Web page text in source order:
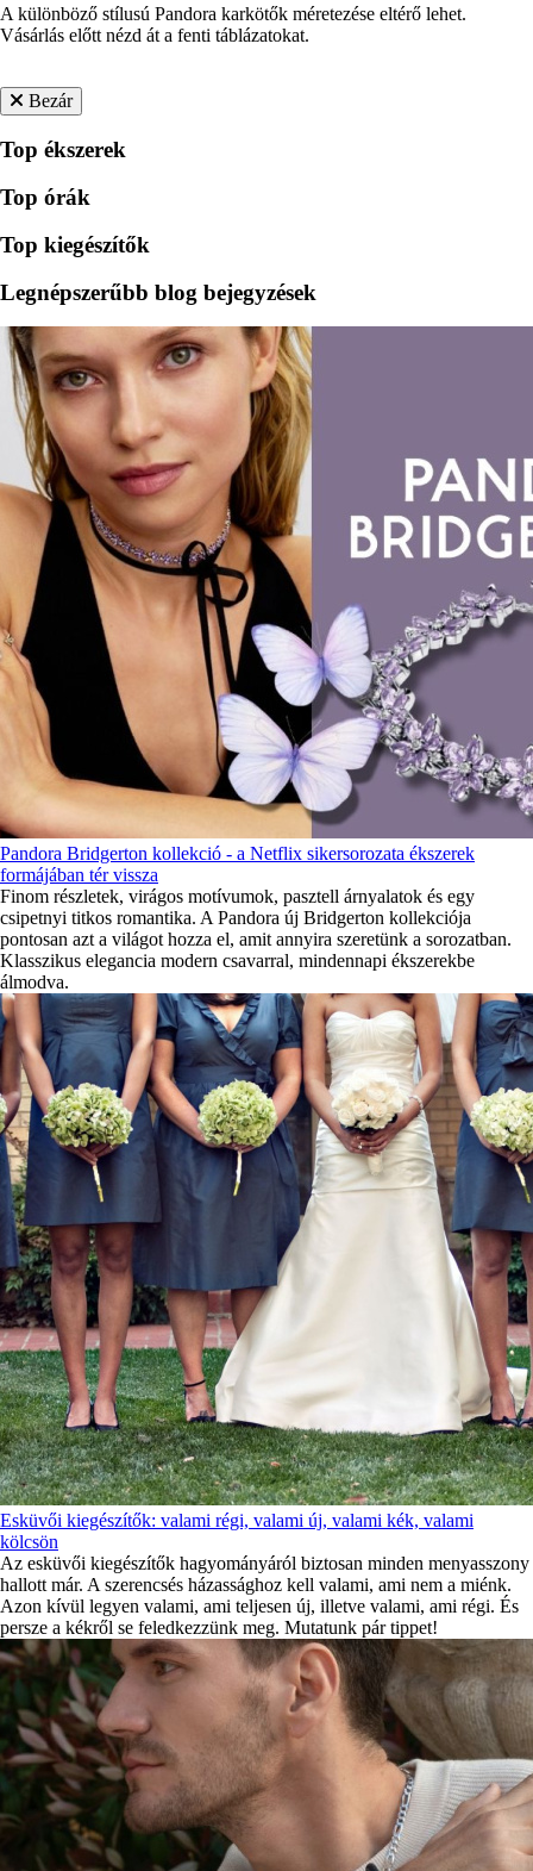
A különböző stílusú Pandora karkötők méretezése eltérő lehet.
Vásárlás előtt nézd át a fenti táblázatokat.
Bezár
Top ékszerek
Top órák
Top kiegészítők
Legnépszerűbb blog bejegyzések
Pandora Bridgerton kollekció - a Netflix sikersorozata ékszerek
formájában tér vissza
Finom részletek, virágos motívumok, pasztell árnyalatok és egy
csipetnyi titkos romantika. A Pandora új Bridgerton kollekciója
pontosan azt a világot hozza el, amit annyira szeretünk a sorozatban.
Klasszikus elegancia modern csavarral, mindennapi ékszerekbe
álmodva.
Esküvői kiegészítők: valami régi, valami új, valami kék, valami
kölcsön
Az esküvői kiegészítők hagyományáról biztosan minden menyasszony
hallott már. A szerencsés házassághoz kell valami, ami nem a miénk.
Azon kívül legyen valami, ami teljesen új, illetve valami, ami régi. És
persze a kékről se feledkezzünk meg. Mutatunk pár tippet!